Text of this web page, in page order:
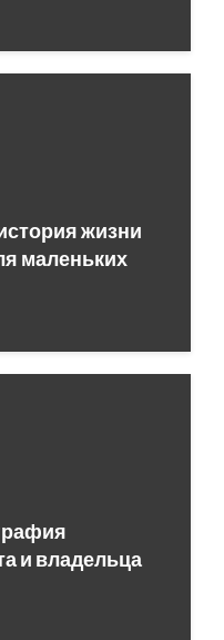
жизни
маленьких
и владельца